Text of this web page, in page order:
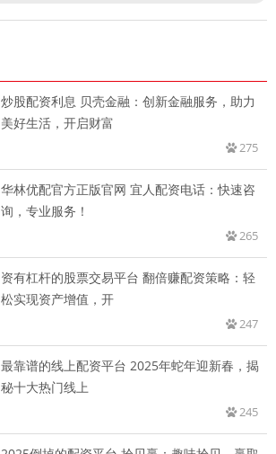
炒股配资利息 贝壳金融：创新金融服务，助力
美好生活，开启财富
275
华林优配官方正版官网 宜人配资电话：快速咨
询，专业服务！
265
资有杠杆的股票交易平台 翻倍赚配资策略：轻
松实现资产增值，开
247
最靠谱的线上配资平台 2025年蛇年迎新春，揭
秘十大热门线上
245